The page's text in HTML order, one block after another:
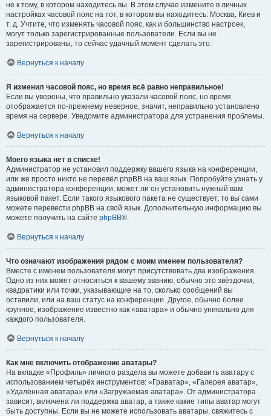
не к тому, в котором находитесь вы. В этом случае измените в личных
настройках часовой пояс на тот, в котором вы находитесь: Москва, Киев и
т. д. Учтите, что изменять часовой пояс, как и большинство настроек,
могут только зарегистрированные пользователи. Если вы не
зарегистрированы, то сейчас удачный момент сделать это.
Вернуться к началу
Я изменил часовой пояс, но время всё равно неправильное!
Если вы уверены, что правильно указали часовой пояс, но время
отображается по-прежнему неверное, значит, неправильно установлено
время на сервере. Уведомите администратора для устранения проблемы.
Вернуться к началу
Моего языка нет в списке!
Администратор не установил поддержку вашего языка на конференции,
или же просто никто не перевёл phpBB на ваш язык. Попробуйте узнать у
администратора конференции, может ли он установить нужный вам
языковой пакет. Если такого языкового пакета не существует, то вы сами
можете перевести phpBB на свой язык. Дополнительную информацию вы
можете получить на сайте phpBB®.
Вернуться к началу
Что означают изображения рядом с моим именем пользователя?
Вместе с именем пользователя могут присутствовать два изображения.
Одно из них может относиться к вашему званию, обычно это звёздочки,
квадратики или точки, указывающие на то, сколько сообщений вы
оставили, или на ваш статус на конференции. Другое, обычно более
крупное, изображение известно как «аватара» и обычно уникально для
каждого пользователя.
Вернуться к началу
Как мне включить отображение аватары?
На вкладке «Профиль» личного раздела вы можете добавить аватару с
использованием четырёх инструментов: «Граватар», «Галерея аватар»,
«Удалённая аватара» или «Загружаемая аватара». От администратора
зависит, включена ли поддержка аватар, а также какие типы аватар могут
быть доступны. Если вы не можете использовать аватары, свяжитесь с